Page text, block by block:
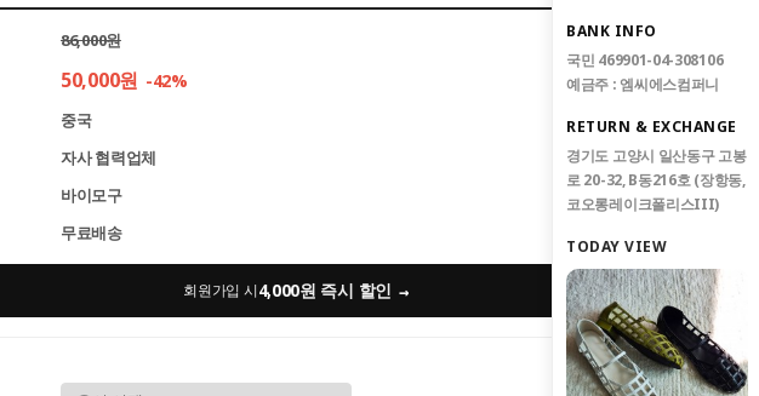
BANK INFO
국민 469901-04-308106
예금주 : 엠씨에스컴퍼니
RETURN & EXCHANGE
경기도 고양시 일산동구 고봉
로 20-32, B동216호 (장항동,
코오롱레이크폴리스III)
TODAY VIEW
86,000원
50,000원 -42%
중국
자사 협력업체
바이모구
무료배송
회원가입 시4,000원 즉시 할인 →